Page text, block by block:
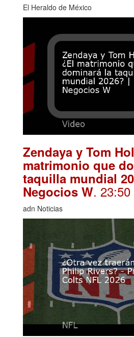
El Heraldo de México
Zendaya y Tom
matrimonio que
taquilla mundial
Negocios W. 23:50
adn Noticias